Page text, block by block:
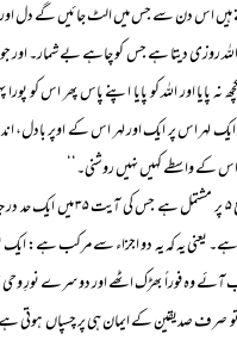
اس دن سے جس میں الٹ جائیں گے دل اور
روزی دیتا ہے جس کو چاہے بے شمار۔ اور
اور اللہ کو پایا اپنے پاس پھر اس کو پورا
لہر اس پر ایک اور لہر اس کے اوپر بادل،
کے واسطے کہیں نہیں روشنی۔‘‘
ایمان کے ذیل میں تیسرا درس
گیا ہے۔ یعنی یہ کہ یہ دو اجزاء سے مرکب
آئے وہ فوراً بھڑک اٹھے اور دوسرے
صرف صدیقین کے ایمان ہی پر چسپاں ہوتی